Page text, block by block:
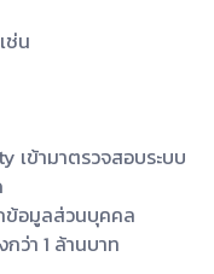
ช่น
เข้ามาตรวจสอบระบบ
ข้อมูลส่วนบุคคล
ว่า 1 ล้านบาท